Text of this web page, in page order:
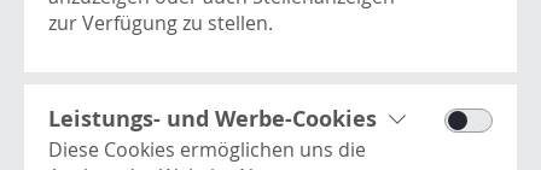
zur Verfügung zu stellen.
Dies ist ein Video-Player-Dienst. Es kann
vom Benutzer verwendet werden, um
Videos anzusehen, zu teilen, zu
Dient als Basis für die Anzeige unserer
Standorte.
Leistungs- und Werbe-Cookies
Diese Cookies ermöglichen uns die
Newsletter
Impressum